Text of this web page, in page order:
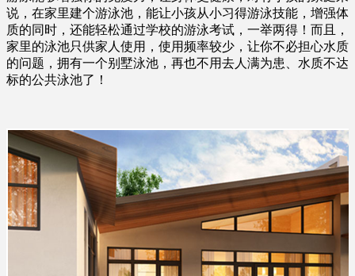
说，在家里建个游泳池，能让小孩从小习得游泳技能，增强体
质的同时，还能轻松通过学校的游泳考试，一举两得！而且，
家里的泳池只供家人使用，使用频率较少，让你不必担心水质
的问题，拥有一个别墅泳池，再也不用去人满为患、水质不达
标的公共泳池了！